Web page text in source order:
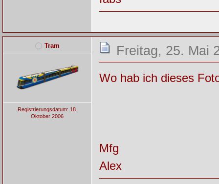
Tram
Registrierungsdatum: 18.
Oktober 2006
Freitag, 25. Mai
Wo hab ich dieses
Mfg
Alex